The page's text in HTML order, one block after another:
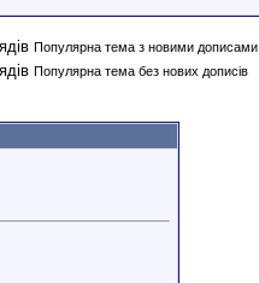
Популярна тема з новими дописами
Популярна тема без нових дописів